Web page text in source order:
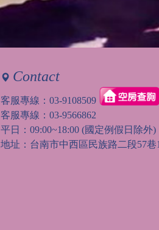
Contact
客服專線： 03-9108509
客服專線： 03-9566862
平日：09:00~18:00 (國定例假日除外)
地址：台南市中西區民族路二段57巷